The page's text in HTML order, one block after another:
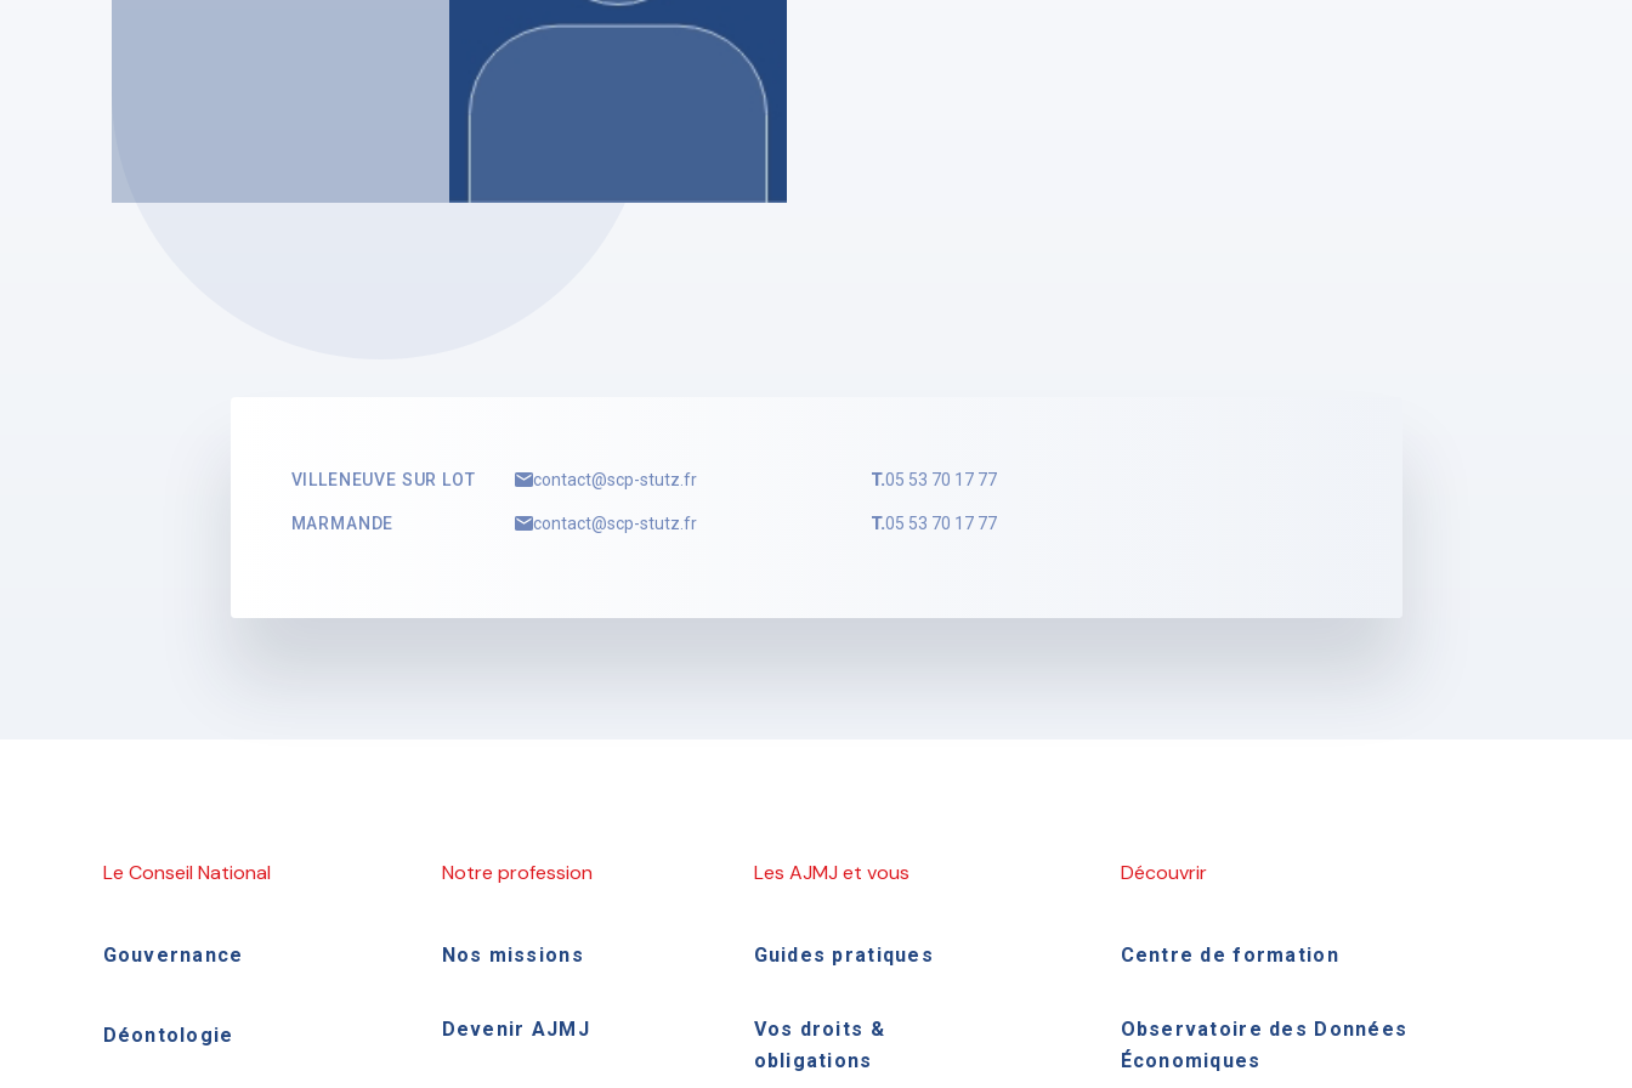
VILLENEUVE SUR LOT contact@scp-stutz.fr T.05 53 70 17 77
MARMANDE contact@scp-stutz.fr T.05 53 70 17 77
Le Conseil National
Gouvernance
Déontologie
Notre profession
Nos missions
Devenir AJMJ
Les AJMJ et vous
Guides pratiques
Vos droits &
obligations
Découvrir
Centre de formation
Observatoire des Données
Économiques